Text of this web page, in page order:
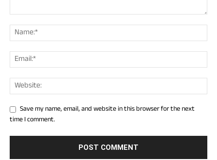
Save my name, email, and website in this browser for the next
time I comment.